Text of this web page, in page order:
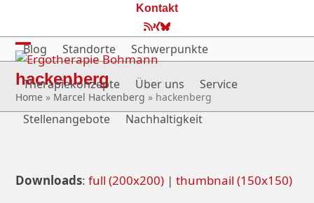
content
Kontakt
RSS
XingBluesky
Blog Standorte Schwerpunkte
Therapiekonzepte Über uns Service
Stellenangebote Nachhaltigkeit
Open
mobile
menu
Close
mobile
menu
hackenberg
Home » Marcel Hackenberg » hackenberg
Downloads:full (200x200) |thumbnail (150x150)